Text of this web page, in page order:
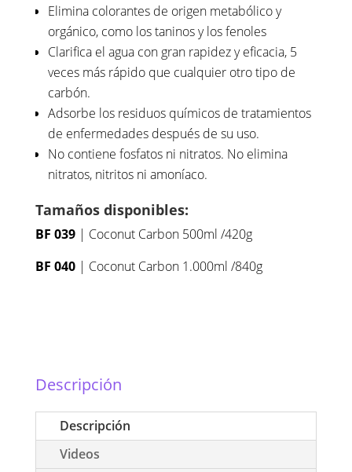
Elimina colorantes de origen metabólico y
orgánico, como los taninos y los fenoles
Clarifica el agua con gran rapidez y eficacia, 5
veces más rápido que cualquier otro tipo de
carbón.
Adsorbe los residuos químicos de tratamientos
de enfermedades después de su uso.
No contiene fosfatos ni nitratos. No elimina
nitratos, nitritos ni amoníaco.
Tamaños disponibles:
BF 039 | Coconut Carbon 500ml /420g
BF 040 | Coconut Carbon 1.000ml /840g
Descripción
Descripción
Videos